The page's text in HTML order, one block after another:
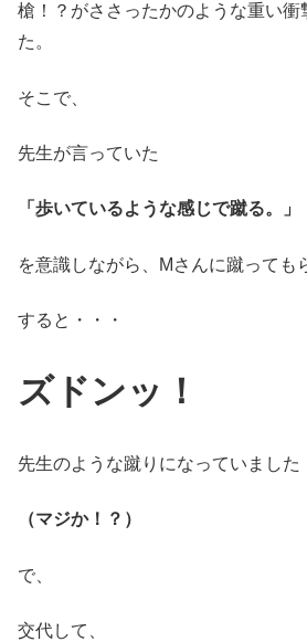
槍！？がささったかのような重い衝
た。
そこで、
先生が言っていた
「歩いているような感じで蹴る。」
を意識しながら、Mさんに蹴っても
すると・・・
ズドンッ！
先生のような蹴りになっていました
（マジか！？）
で、
交代して、